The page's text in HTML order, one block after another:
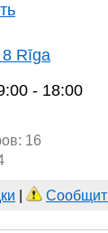
Rīga
- 18:00
16